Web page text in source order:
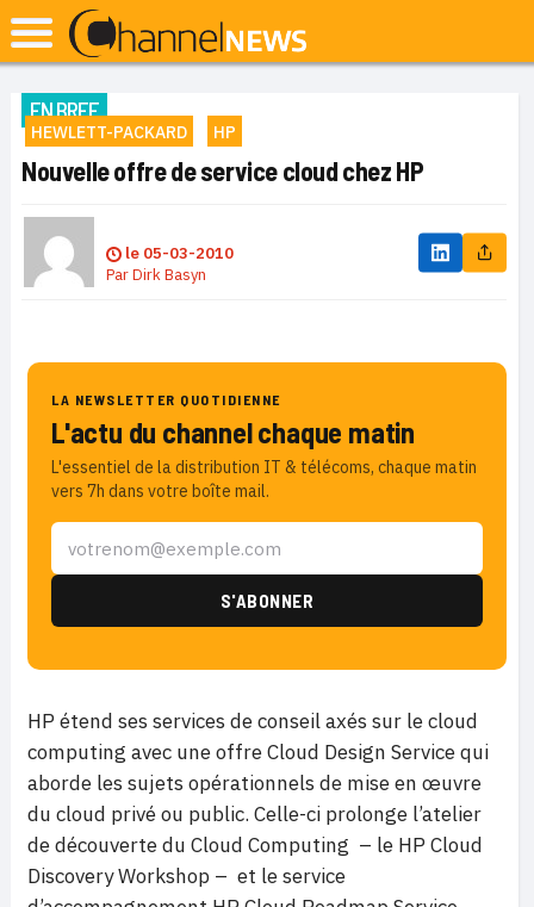
EN BREF
HEWLETT-PACKARD HP
Nouvelle offre de service cloud chez HP
le 05-03-2010
ParDirk Basyn
LA NEWSLETTER QUOTIDIENNE
L'actu du channel chaque matin
L'essentiel de la distribution IT & télécoms, chaque matin
vers 7h dans votre boîte mail.
HP étend ses services de conseil axés sur le cloud
computing avec une offre Cloud Design Service qui
aborde les sujets opérationnels de mise en œuvre
du cloud privé ou public. Celle-ci prolonge l’atelier
de découverte du Cloud Computing – le HP Cloud
Discovery Workshop – et le service